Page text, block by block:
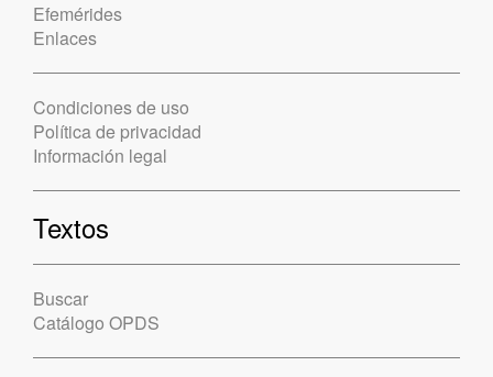
Efemérides
Enlaces
Condiciones de uso
Política de privacidad
Información legal
Textos
Buscar
Catálogo OPDS